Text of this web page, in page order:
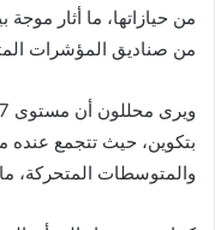
من حيازاتها، ما أثار
من صناديق المؤشرات
بتكوين، حيث تتجمع عنده
والمتوسطات المتحركة،